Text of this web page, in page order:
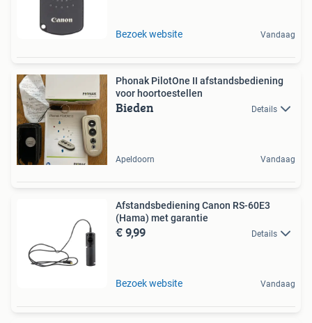
Bezoek website Vandaag
Phonak PilotOne II afstandsbediening
voor hoortoestellen
Bieden Details
Apeldoorn Vandaag
Afstandsbediening Canon RS-60E3
(Hama) met garantie
€ 9,99 Details
Bezoek website Vandaag